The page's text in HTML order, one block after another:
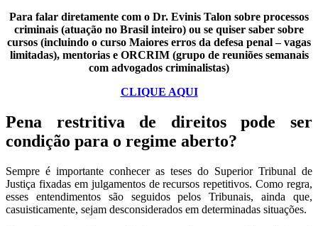
Para falar diretamente com o Dr. Evinis Talon sobre processos
criminais (atuação no Brasil inteiro) ou se quiser saber sobre
cursos (incluindo o curso Maiores erros da defesa penal – vagas
limitadas), mentorias e ORCRIM (grupo de reuniões semanais
com advogados criminalistas)
CLIQUE AQUI
Pena restritiva de direitos pode ser
condição para o regime aberto?
Sempre é importante conhecer as teses do Superior Tribunal de
Justiça fixadas em julgamentos de recursos repetitivos. Como regra,
esses entendimentos são seguidos pelos Tribunais, ainda que,
casuisticamente, sejam desconsiderados em determinadas situações.